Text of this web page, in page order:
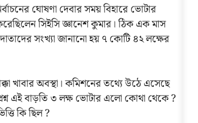
ঘোষণা দেবার সময় বিহারে ভোটার
সিইসি জ্ঞানেশ কুমার। ঠিক এক মাস
সংখ্যা জানানো হয় ৭ কোটি ৪২ লক্ষের
খাবার অবস্থা। কমিশনের তথ্যে উঠে এসেছে
এই বাড়তি ৩ লক্ষ ভোটার এলো কোথা থেকে ?
কি ছিল ?